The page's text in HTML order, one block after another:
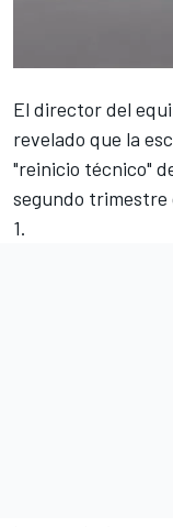
El director del
revelado que la
"reinicio técnico"
segundo trimestre
1.